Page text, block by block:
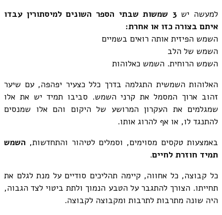
למעשה יש
3 שמשות שבתי הספר השונים למיסתורין עבדו
איתם בצורה כזו או אחרת:
השמש הפיזית אותה רואים בשמיים
השמש של הלב
השמש הרוחית. השמש כאלוהות
האלוהות השמשית התגלמה בדרך כלל כצעיר יפהפה, עם שיער
זהוב ארוך המסמל את קרני השמש. סביבו תמיד יש את אלו
שמגלמים את העקרון המרושע של היקום והם אלו שמנסים
להתנגד לו, או אף להרוג אותו.
באמצעות טקסים מסוימים, וסמלים לטיהור והתחדשות, השמש
תמיד חוזרת לחיים.
כל קבוצה, כל אחווה, קיימה תהליכים סודיים על מנת לגלם את
תחייתו. הצורך להתגבר על הטבע הנמוך ולתת ביטוי לצד הגבוה,
היה שונה מתרבות לתרבות ומקבוצה לקבוצה.